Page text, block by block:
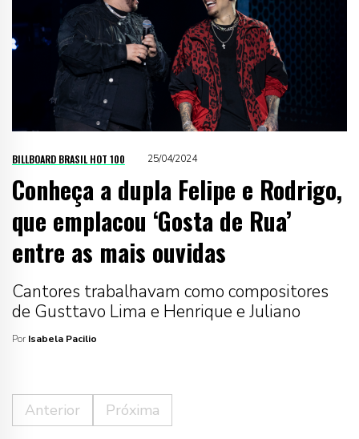
BILLBOARD BRASIL HOT 100 25/04/2024
Conheça a dupla Felipe e Rodrigo,
que emplacou ‘Gosta de Rua’
entre as mais ouvidas
Cantores trabalhavam como compositores
de Gusttavo Lima e Henrique e Juliano
Por Isabela Pacilio
Anterior Próxima